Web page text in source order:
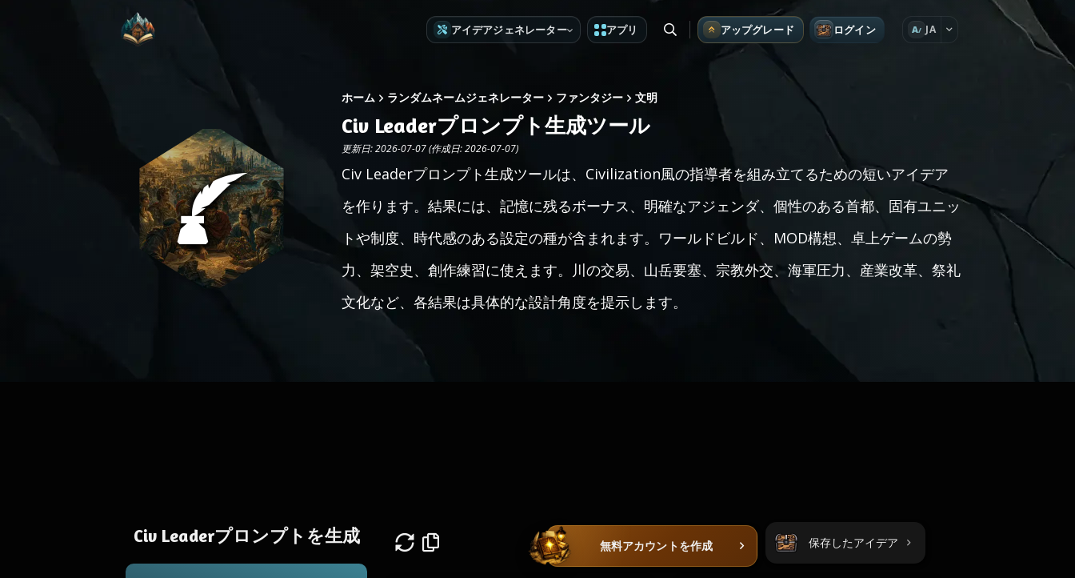
アイデアジェネレーター アプリ アップグレード ログイン A JA
ホーム ランダムネームジェネレーター ファンタジー 文明
Civ Leaderプロンプト生成ツール
更新日: 2026-07-07 (作成日: 2026-07-07)
Civ Leaderプロンプト生成ツールは、Civilization風の指導者を組み立てるための短いアイデア
を作ります。結果には、記憶に残るボーナス、明確なアジェンダ、個性のある首都、固有ユニッ
トや制度、時代感のある設定の種が含まれます。ワールドビルド、MOD構想、卓上ゲームの勢
力、架空史、創作練習に使えます。川の交易、山岳要塞、宗教外交、海軍圧力、産業改革、祭礼
文化など、各結果は具体的な設計角度を提示します。
Civ Leaderプロンプトを生成 無料アカウントを作成 保存したアイデア